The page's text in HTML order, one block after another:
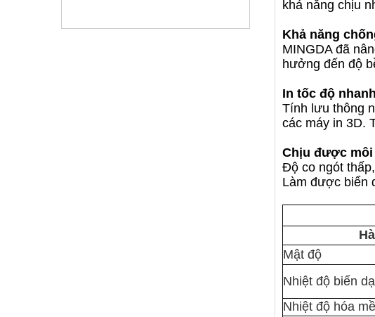
khả năng chịu
Khả năng
MINGDA đã
hưởng đến độ
In tốc độ nhanh
Tính lưu thông
các máy in 3D.
Chịu được
Độ co ngót
Làm được biển
Mật độ
Nhiệt độ biến
Nhiệt độ hóa